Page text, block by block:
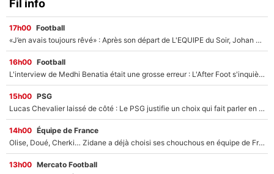
Fil info
17h00 Football
«J’en avais toujours rêvé» : Après son départ de L'EQUIPE du Soir, Johan Micoud va rebondir avec une activité «confidentielle»
16h00 Football
L'interview de Medhi Benatia était une grosse erreur : L'After Foot s'inquiète pour l'avenir de l'ancien dirigeant de l'OM qui pourrait rester longtemps au chômage
15h00 PSG
Lucas Chevalier laissé de côté : Le PSG justifie un choix qui fait parler en plein mercato
14h00 Équipe de France
Olise, Doué, Cherki… Zidane a déjà choisi ses chouchous en équipe de France ? L’IA annonce des surprises sans Kylian Mbappé !
13h00 Mercato Football